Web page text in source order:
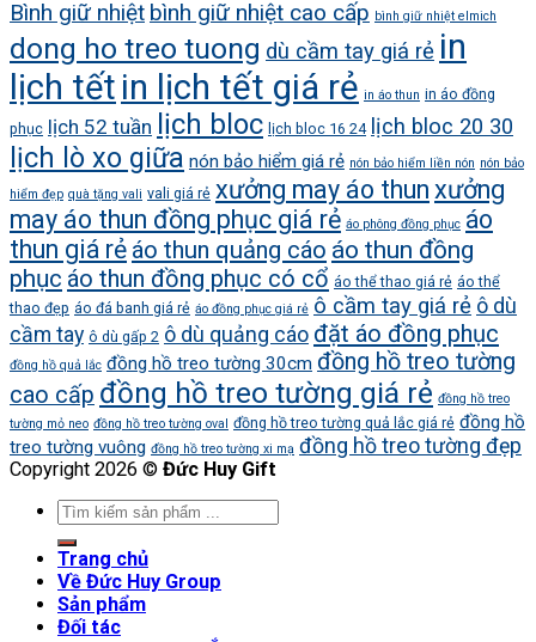
Bình giữ nhiệt bình giữ nhiệt cao cấp bình giữ nhiệt elmich
dong ho treo tuong dù cầm tay giá rẻ in
lịch tết in lịch tết giá rẻ in áo thun in áo đồng
phục lịch 52 tuần lịch bloc lịch bloc 16 24 lịch bloc 20 30
lịch lò xo giữa nón bảo hiểm giá rẻ nón bảo hiểm liền nón nón bảo
hiểm đẹp quà tặng vali vali giá rẻ xưởng may áo thun xưởng
may áo thun đồng phục giá rẻ áo phông đồng phục áo
thun giá rẻ áo thun quảng cáo áo thun đồng
phục áo thun đồng phục có cổ áo thể thao giá rẻ áo thể
thao đẹp áo đá banh giá rẻ áo đồng phục giá rẻ ô cầm tay giá rẻ ô dù
cầm tay ô dù gấp 2 ô dù quảng cáo đặt áo đồng phục
đồng hồ quả lắc đồng hồ treo tường 30cm đồng hồ treo tường
cao cấp đồng hồ treo tường giá rẻ đồng hồ treo
tường mỏ neo đồng hồ treo tường oval đồng hồ treo tường quả lắc giá rẻ đồng hồ
treo tường vuông đồng hồ treo tường xi mạ đồng hồ treo tường đẹp
Copyright 2026 © Đức Huy Gift
Trang chủ
Về Đức Huy Group
Sản phẩm
Đối tác